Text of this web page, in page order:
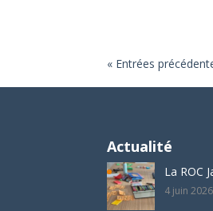
« Entrées
Actualité
La ROC
4 juin 2026